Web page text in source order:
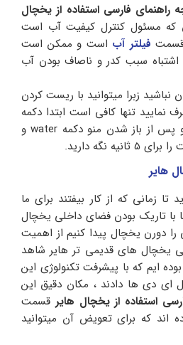
راهنمای فارسی استفاده از یخچال
که مسئول کنترل کیفیت آب است
قسمت فیلتر آب است و ممکن است
اشتباه سبب کدر و ناصاف بودن آب
نباشید زبرا میتوانید با ریست کردن
نمایید تنها کافی است ابتدا دکمه
home رافشار دهید و پس از باز شدن منو دکمه water و
نگه دارید.
هایر
زمانی که از کار بیفتند برای ما
با تاریک بودن فضای داخلی یخچال
را دورن یخچال پیدا کنیم از اهمیت
یخچال های قدیمی تر هایر شاهد
ایم که با پیشرفت تکنولوژی این
ای دی ها دادند ، مکان دقیق این
استفاده از یخچال هایر قسمت
اند که برای تعویض آن میتوانید